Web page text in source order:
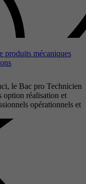
produits mécaniques
le Bac pro Technicien
option réalisation et
opérationnels et